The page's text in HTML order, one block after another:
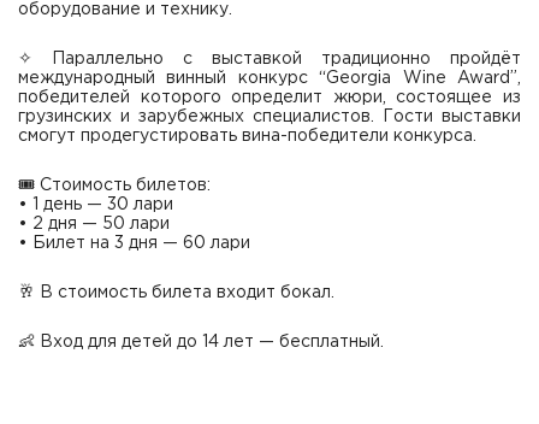
оборудование и технику.
✧ Параллельно с выставкой традиционно пройдёт
международный винный конкурс “Georgia Wine Award”,
победителей которого определит жюри, состоящее из
грузинских и зарубежных специалистов. Гости выставки
смогут продегустировать вина-победители конкурса.
🎟 Стоимость билетов:
• 1 день — 30 лари
• 2 дня — 50 лари
• Билет на 3 дня — 60 лари
🥂 В стоимость билета входит бокал.
👶 Вход для детей до 14 лет — бесплатный.